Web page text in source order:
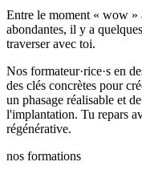
Entre le moment « wow »
abondantes, il y a
traverser avec toi.
Nos formateur·rice·s en
des clés concrètes pour
un phasage réalisable et
l'implantation. Tu repars
régénérative.
nos formations